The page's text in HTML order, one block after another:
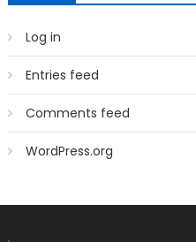
Log in
Entries feed
Comments feed
WordPress.org